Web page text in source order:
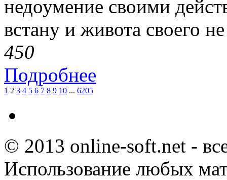
недоумение своими
встану и живота своего
450
Подробнее
1 2 3 4 5 6 7 8 9 10 ... 6205
© 2013 online-soft.net -
Использование любых